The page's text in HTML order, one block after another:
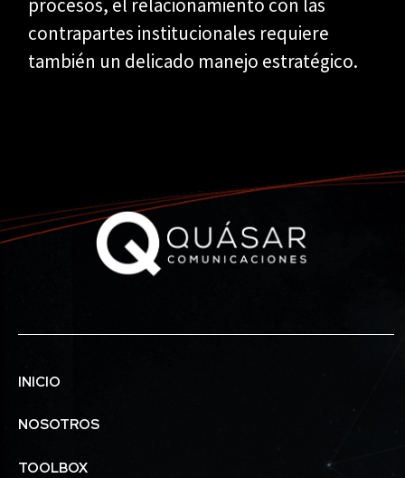
procesos, el relacionamiento con las
contrapartes institucionales requiere
también un delicado manejo estratégico.
INICIO
NOSOTROS
TOOLBOX